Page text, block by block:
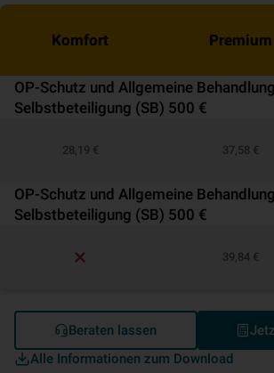
Komfort Premium
OP-Schutz und Allgemeine
Selbstbeteiligung (SB) 500 €
28,19 € 37,58 €
OP-Schutz und Allgemeine
Selbstbeteiligung (SB) 500 €
39,84 €
Alle Informationen zum Download
Beraten lassen